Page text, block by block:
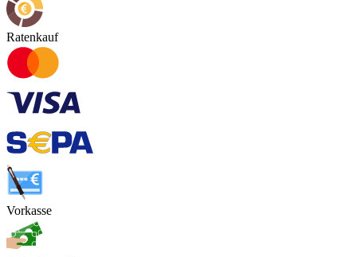
Ratenkauf
Vorkasse